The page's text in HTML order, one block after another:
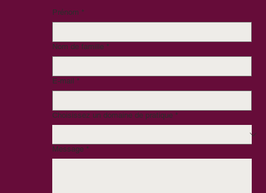
Prénom *
Nom de famille *
E-mail *
Choisissez un domaine de pratique *
Message *